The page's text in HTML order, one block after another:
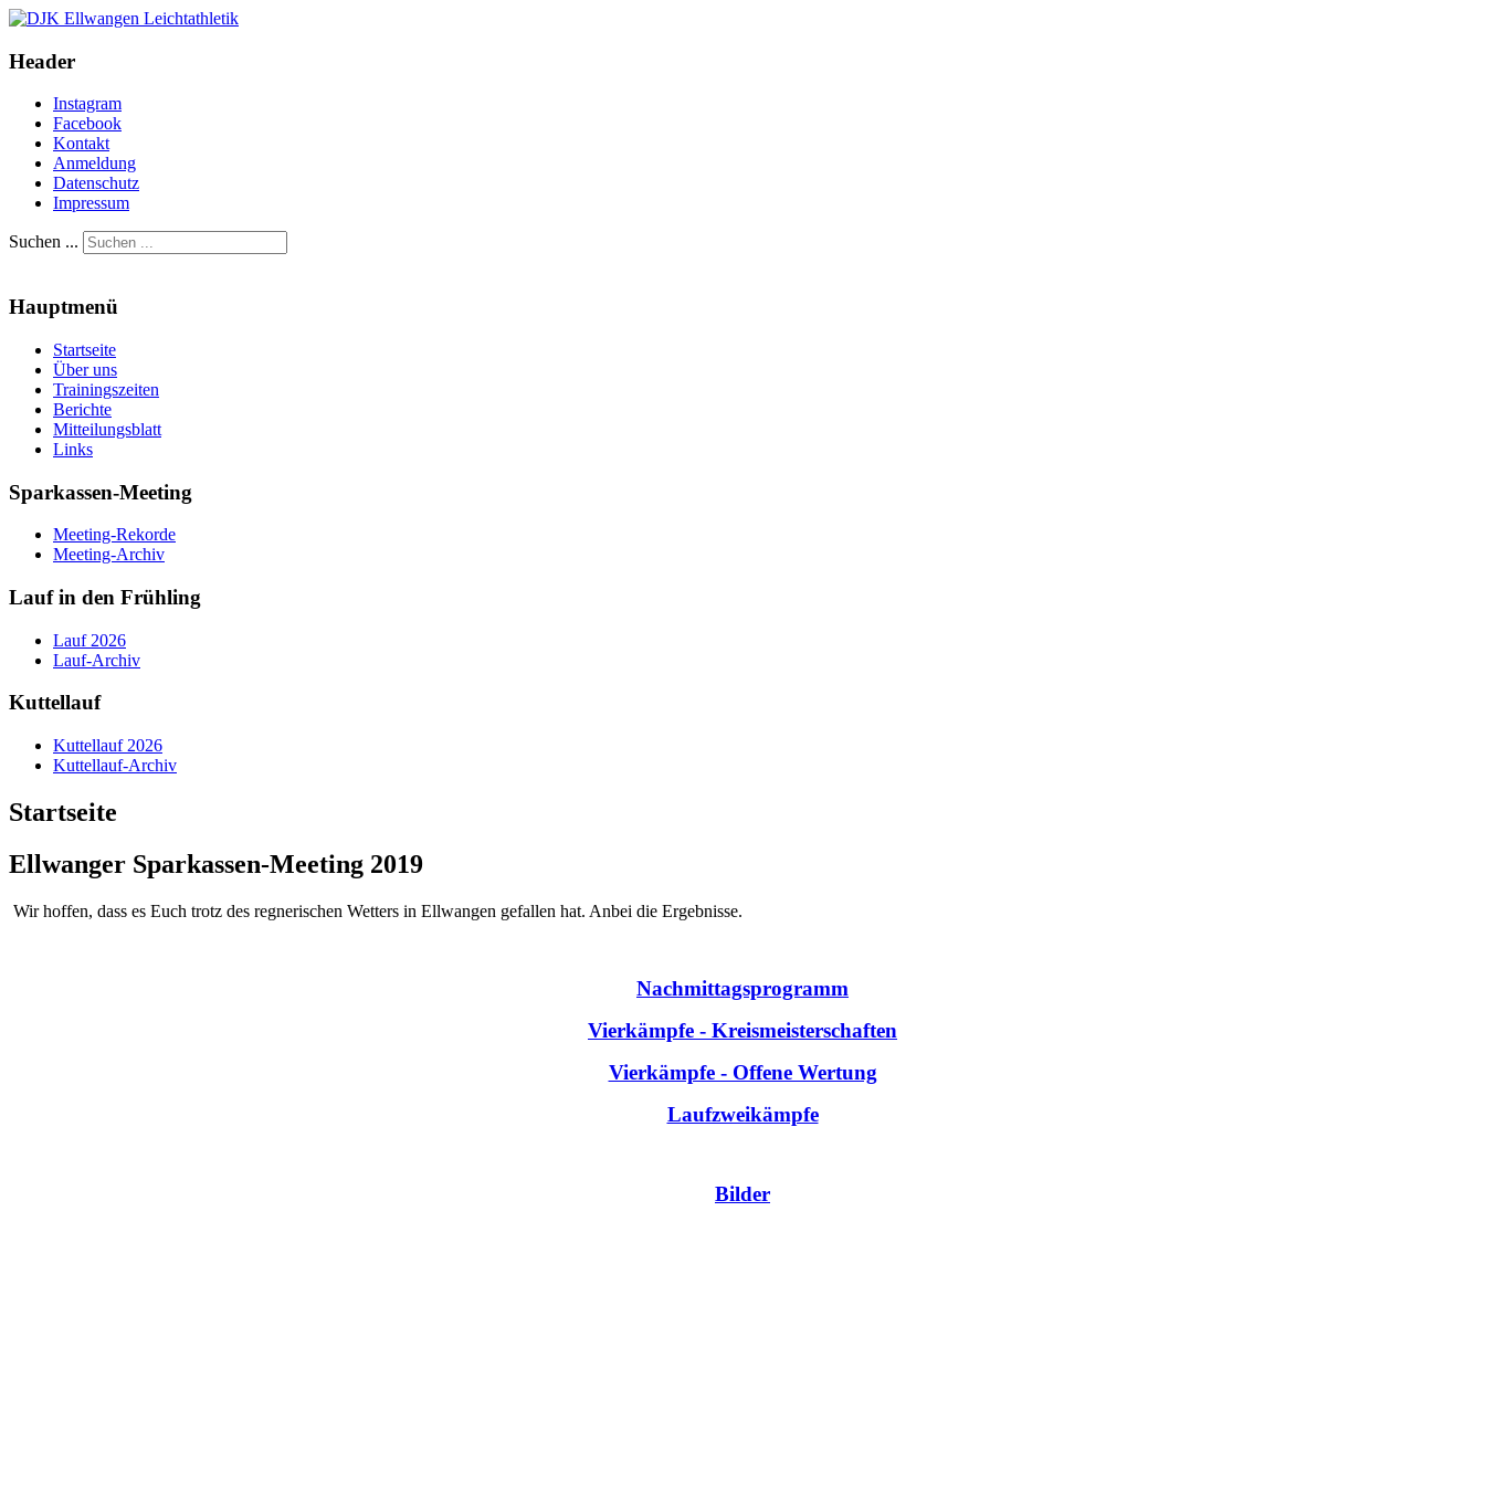
Header
Instagram
Facebook
Kontakt
Anmeldung
Datenschutz
Impressum
Suchen ...
Hauptmenü
Startseite
Über uns
Trainingszeiten
Berichte
Mitteilungsblatt
Links
Sparkassen-Meeting
Meeting-Rekorde
Meeting-Archiv
Lauf in den Frühling
Lauf 2026
Lauf-Archiv
Kuttellauf
Kuttellauf 2026
Kuttellauf-Archiv
Startseite
Ellwanger Sparkassen-Meeting 2019
Wir hoffen, dass es Euch trotz des regnerischen Wetters in Ellwangen gefallen hat. Anbei die Ergebnisse.
Nachmittagsprogramm
Vierkämpfe - Kreismeisterschaften
Vierkämpfe - Offene Wertung
Laufzweikämpfe
Bilder